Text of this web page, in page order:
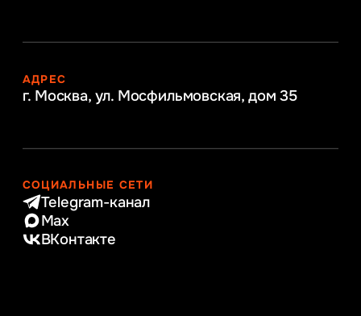
АДРЕС
г. Москва, ул. Мосфильмовская, дом 35
СОЦИАЛЬНЫЕ СЕТИ
Telegram-канал
Max
ВКонтакте